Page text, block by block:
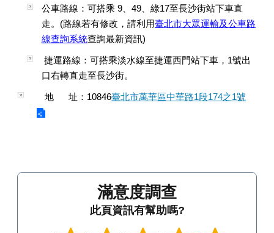
公車路線：可搭乘 9、49、綠17至長沙街站下車直
走。(路線若有修改，請利用臺北市大眾運輸及公車路
線查詢系統查詢最新資訊)
捷運路線：可搭乘淡水線至捷運西門站下車，1號出
口右轉直走至長沙街。
地 址：10846臺北市萬華區中華路1段174之1號
滿意度調查
此頁資訊有幫助嗎?